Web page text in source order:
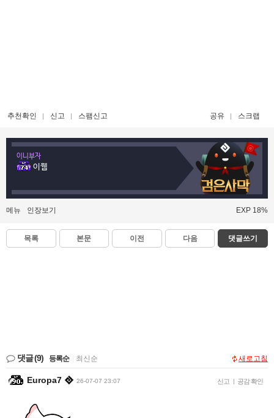
추천확인 신고 스팸신고 공유 스크랩
이니부자
이웹
메뉴 인장보기 EXP 18%
목록 본문 이전 다음 댓글쓰기
댓글(9) 등록순 최신순 새로고침
Europa7 26-07-07 23:07 신고 | 공감 확인